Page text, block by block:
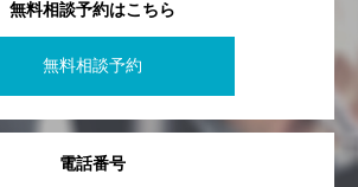
無料相談予約はこちら
無料相談予約
電話番号